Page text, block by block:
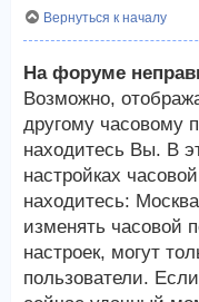
Вернуться к началу
На форуме
Возможно,
другому часовому
находитесь Вы. В
настройках
находитесь:
изменять часовой
настроек, могут
пользователи.